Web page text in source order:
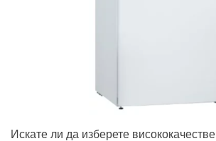
Искате ли да изберете